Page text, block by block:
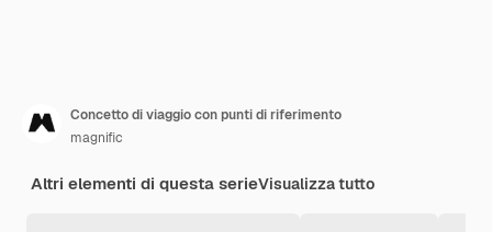
Concetto di viaggio con punti di riferimento
magnific
Altri elementi di questa serieVisualizza tutto